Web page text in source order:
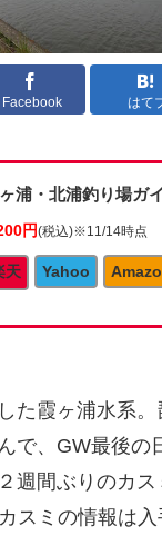
Facebook はて
浦・北浦釣り場ガ
円(税込)※11/14時点
天 Yahoo
た霞ヶ浦水系
で、GW最後の
週間ぶりのカス
スミの情報は入